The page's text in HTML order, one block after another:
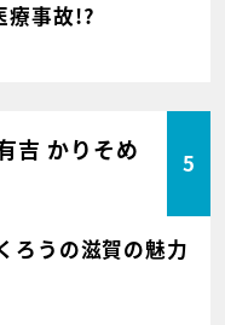
療事故!?
吉 かりそめ
5
ろうの滋賀の魅力